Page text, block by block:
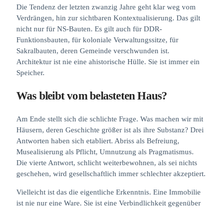
Die Tendenz der letzten zwanzig Jahre geht klar weg vom
Verdrängen, hin zur sichtbaren Kontextualisierung. Das gilt
nicht nur für NS-Bauten. Es gilt auch für DDR-
Funktionsbauten, für koloniale Verwaltungssitze, für
Sakralbauten, deren Gemeinde verschwunden ist.
Architektur ist nie eine ahistorische Hülle. Sie ist immer ein
Speicher.
Was bleibt vom belasteten Haus?
Am Ende stellt sich die schlichte Frage. Was machen wir mit
Häusern, deren Geschichte größer ist als ihre Substanz? Drei
Antworten haben sich etabliert. Abriss als Befreiung,
Musealisierung als Pflicht, Umnutzung als Pragmatismus.
Die vierte Antwort, schlicht weiterbewohnen, als sei nichts
geschehen, wird gesellschaftlich immer schlechter akzeptiert.
Vielleicht ist das die eigentliche Erkenntnis. Eine Immobilie
ist nie nur eine Ware. Sie ist eine Verbindlichkeit gegenüber